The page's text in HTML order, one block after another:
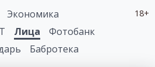
18+
Экономика
Лица
Фотобанк
Бабротека